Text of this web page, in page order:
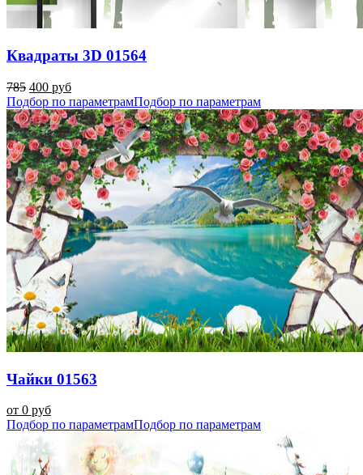
Квадраты 3D 01564
785 400 руб
Подбор по параметрамПодбор по параметрам
Чайки 01563
от 0 руб
Подбор по параметрамПодбор по параметрам